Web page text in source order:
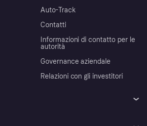
Auto-Track
Contatti
Informazioni di contatto per le
autorità
Governance aziendale
Relazioni con gli investitori